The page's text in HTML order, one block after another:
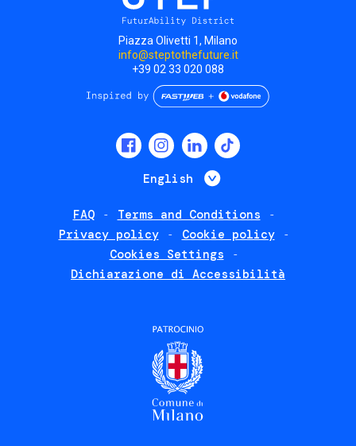
Piazza Olivetti 1, Milano
info@steptothefuture.it
+39 02 33 020 088
English List additional
FAQ
Terms and Conditions
Privacy policy
Cookie policy
Cookies Settings
Dichiarazione di Accessibilità